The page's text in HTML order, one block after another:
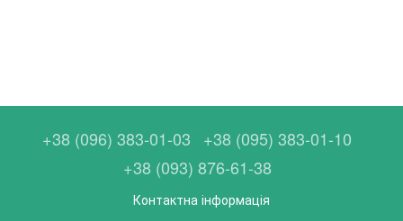
+38 (096) 383-01-03
+38 (095) 383-01-10
+38 (093) 876-61-38
Контактна інформація